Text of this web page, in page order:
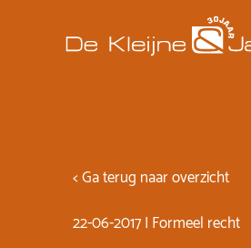
< Ga terug naar overzicht
22-06-2017 | Formeel recht